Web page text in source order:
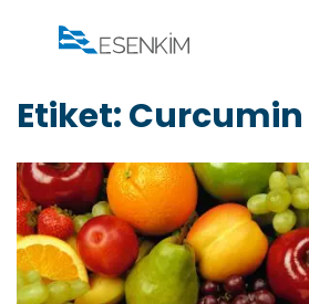
Etiket:Curcumin